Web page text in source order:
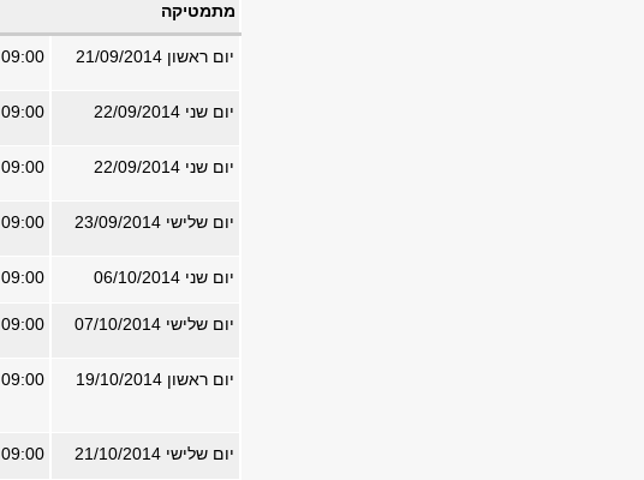
מתמטיקה
יום ראשון 21/09/2014 09:00
יום שני 22/09/2014 09:00
יום שני 22/09/2014 09:00
יום שלישי 23/09/2014 09:00
יום שני 06/10/2014
09:00
יום שלישי 07/10/2014 09:00
יום ראשון 19/10/2014
09:00
יום שלישי 21/10/2014
09:00